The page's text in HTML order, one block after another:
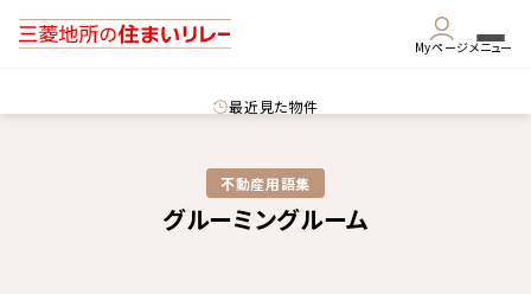
Myページメニュー
最近見た物件
不動産用語集​
グルーミングルーム